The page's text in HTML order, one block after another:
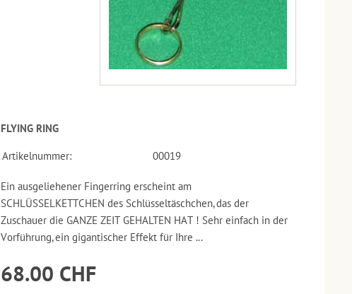
FLYING RING
Artikelnummer: 00019
Ein ausgeliehener Fingerring erscheint am
SCHLÜSSELKETTCHEN des Schlüsseltäschchen, das der
Zuschauer die GANZE ZEIT GEHALTEN HAT ! Sehr einfach in der
Vorführung, ein gigantischer Effekt für Ihre ...
68.00 CHF